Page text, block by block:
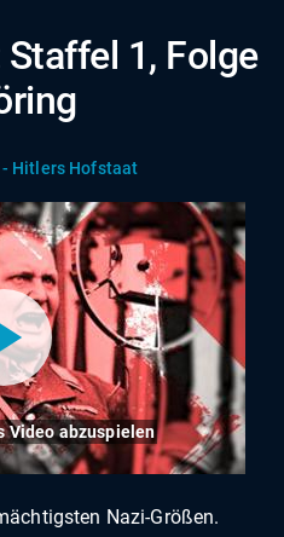
1, Folge
- Hitlers Hofstaat
Video abzuspielen
Nazi-Größen.